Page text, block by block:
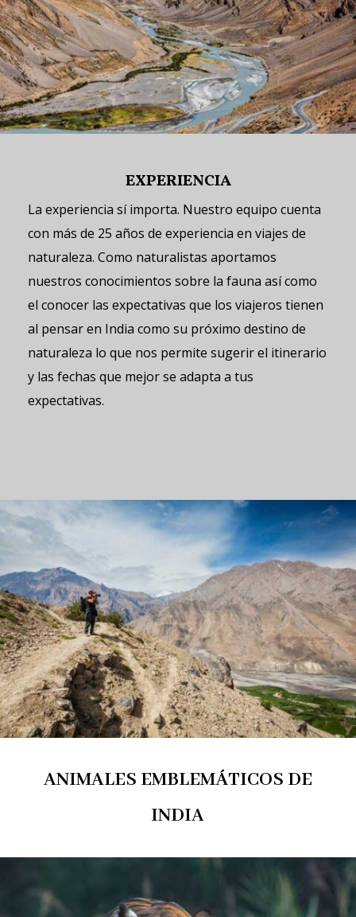
EXPERIENCIA
La experiencia sí importa. Nuestro equipo cuenta
con más de 25 años de experiencia en viajes de
naturaleza. Como naturalistas aportamos
nuestros conocimientos sobre la fauna así como
el conocer las expectativas que los viajeros tienen
al pensar en India como su próximo destino de
naturaleza lo que nos permite sugerir el itinerario
y las fechas que mejor se adapta a tus
expectativas.
ANIMALES EMBLEMÁTICOS DE
INDIA